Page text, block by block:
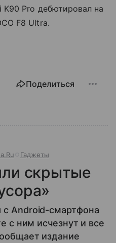
K90 Pro дебютировал на
F8 Ultra.
Поделиться
Гаджеты
скрытые
Android-смартфона
с ним исчезнут и все
издание